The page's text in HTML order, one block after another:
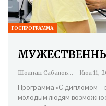
ГОСПРОГРАММА
Шолпан Сабанова Июл 11,
Программа «С дипломом –
молодым людям